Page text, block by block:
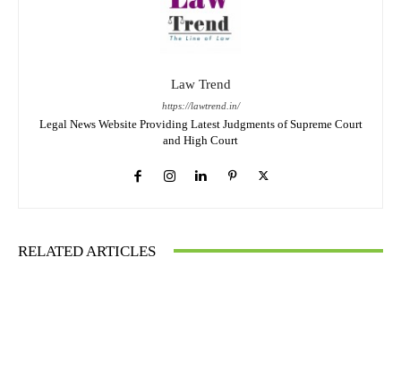
Law Trend
https://lawtrend.in/
Legal News Website Providing Latest Judgments of Supreme Court
and High Court
RELATED ARTICLES